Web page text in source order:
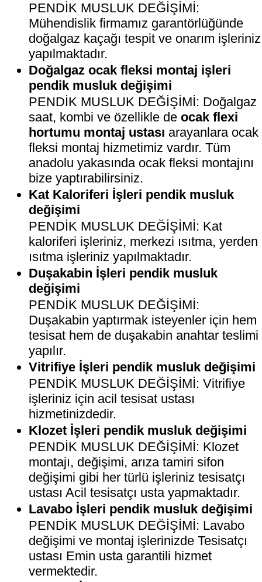
PENDİK MUSLUK DEĞİŞİMİ:
Mühendislik firmamız garantörlüğünde
doğalgaz kaçağı tespit ve onarım işleriniz
yapılmaktadır.
Doğalgaz ocak fleksi montaj işleri
pendik musluk değişimi
PENDİK MUSLUK DEĞİŞİMİ: Doğalgaz
saat, kombi ve özellikle deocak flexi
hortumu montaj ustası arayanlara ocak
fleksi montaj hizmetimiz vardır. Tüm
anadolu yakasında ocak fleksi montajını
bize yaptırabilirsiniz.
Kat Kaloriferi İşleri pendik musluk
değişimi
PENDİK MUSLUK DEĞİŞİMİ: Kat
kaloriferi işleriniz, merkezi ısıtma, yerden
ısıtma işleriniz yapılmaktadır.
Duşakabin İşleri pendik musluk
değişimi
PENDİK MUSLUK DEĞİŞİMİ:
Duşakabin yaptırmak isteyenler için hem
tesisat hem de duşakabin anahtar teslimi
yapılır.
Vitrifiye İşleri pendik musluk değişimi
PENDİK MUSLUK DEĞİŞİMİ: Vitrifiye
işleriniz için acil tesisat ustası
hizmetinizdedir.
Klozet İşleri pendik musluk değişimi
PENDİK MUSLUK DEĞİŞİMİ: Klozet
montajı, değişimi, arıza tamiri sifon
değişimi gibi her türlü işleriniz tesisatçı
ustası Acil tesisatçı usta yapmaktadır.
Lavabo İşleri pendik musluk değişimi
PENDİK MUSLUK DEĞİŞİMİ: Lavabo
değişimi ve montaj işlerinizde Tesisatçı
ustası Emin usta garantili hizmet
vermektedir.